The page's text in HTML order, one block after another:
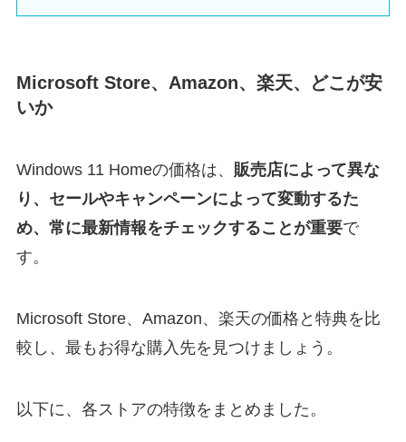
Microsoft Store、Amazon、楽天、どこが安
いか
Windows 11 Homeの価格は、 販売店によって異な
り、セールやキャンペーンによって変動するた
め、常に最新情報をチェックすることが重要で
す。
Microsoft Store、Amazon、楽天の価格と特典を比
較し、最もお得な購入先を見つけましょう。
以下に、各ストアの特徴をまとめました。